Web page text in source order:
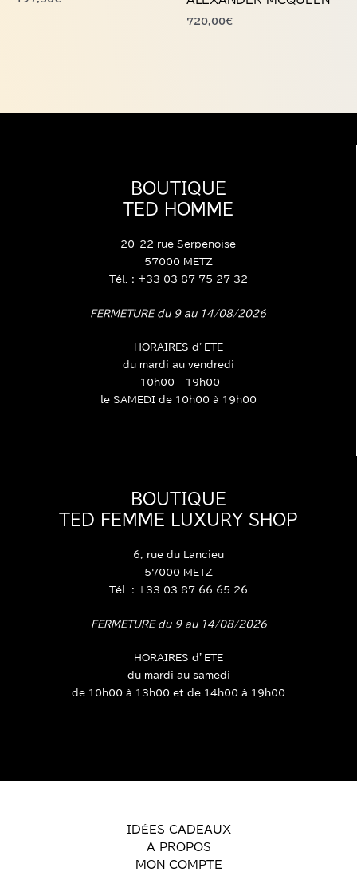
720,00€
du
BOUTIQUE
TED HOMME
20-22 rue Serpenoise
57000 METZ
Tél. : +33 03 87 75 27 32
FERMETURE du 9 au 14/08/2026
HORAIRES d’ETE
du mardi au vendredi
10h00 – 19h00
le SAMEDI de 10h00 à 19h00
BOUTIQUE
TED FEMME LUXURY SHOP
6, rue du Lancieu
57000 METZ
Tél. : +33 03 87 66 65 26
FERMETURE du 9 au 14/08/2026
HORAIRES d’ETE
du mardi au samedi
de 10h00 à 13h00 et de 14h00 à 19h00
IDÉES CADEAUX
A PROPOS
MON COMPTE